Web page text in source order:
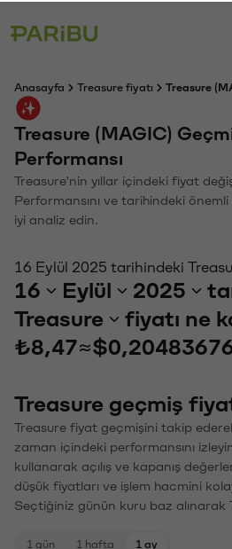
Anasayfa Treasure fiyatı Treasure
Treasure (MAGIC)
Performansı
Treasure'nin yıllar içindeki fiyat
Performansını ve tarihindeki
iyi analiz edin.
16 Eylül 2025 tarihindeki
16 Eylül 2025
Treasure
fiyatı ne
₺8,47≈
Treasure geçmiş
Treasure fiyat geçmişini takip
zaman içindeki performansını
kullanarak açılış ve kapanış
düşük fiyatları ve işlem hacmini
Seçtiğiniz günün kuru baz alınarak
1 gün 1 hafta 1 ay